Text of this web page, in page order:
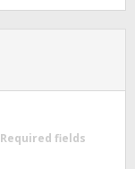
Required fields